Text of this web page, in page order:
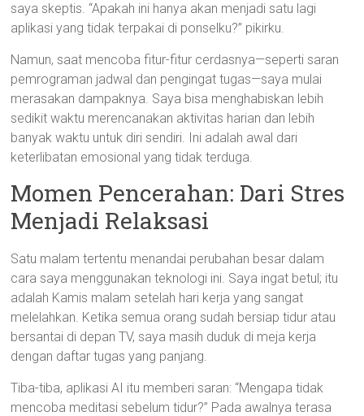
saya skeptis. “Apakah ini hanya akan menjadi satu lagi
aplikasi yang tidak terpakai di ponselku?” pikirku.
Namun, saat mencoba fitur-fitur cerdasnya—seperti saran
pemrograman jadwal dan pengingat tugas—saya mulai
merasakan dampaknya. Saya bisa menghabiskan lebih
sedikit waktu merencanakan aktivitas harian dan lebih
banyak waktu untuk diri sendiri. Ini adalah awal dari
keterlibatan emosional yang tidak terduga.
Momen Pencerahan: Dari Stres
Menjadi Relaksasi
Satu malam tertentu menandai perubahan besar dalam
cara saya menggunakan teknologi ini. Saya ingat betul; itu
adalah Kamis malam setelah hari kerja yang sangat
melelahkan. Ketika semua orang sudah bersiap tidur atau
bersantai di depan TV, saya masih duduk di meja kerja
dengan daftar tugas yang panjang.
Tiba-tiba, aplikasi AI itu memberi saran: “Mengapa tidak
mencoba meditasi sebelum tidur?” Pada awalnya terasa